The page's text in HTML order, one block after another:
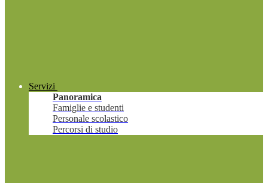
Servizi
Panoramica
Famiglie e studenti
Personale scolastico
Percorsi di studio